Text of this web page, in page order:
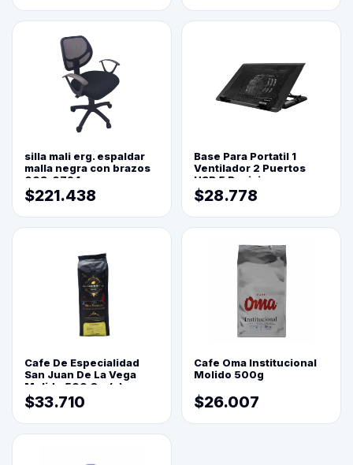
silla mali erg. espaldar
malla negra con brazos
003-0794
$221.438
Base Para Portatil 1
Ventilador 2 Puertos
USB 5 Posiciones
$28.778
Cafe De Especialidad
San Juan De La Vega
Molido 500 Grs(=)
$33.710
Cafe Oma Institucional
Molido 500g
$26.007